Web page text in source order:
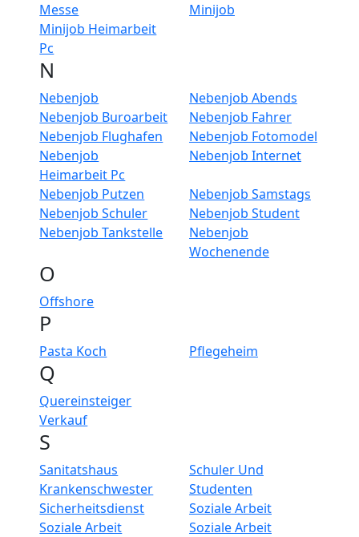
Messe
Minijob
Minijob Heimarbeit
Pc
N
Nebenjob
Nebenjob Abends
Nebenjob Buroarbeit
Nebenjob Fahrer
Nebenjob Flughafen
Nebenjob Fotomodel
Nebenjob
Heimarbeit Pc
Nebenjob Internet
Nebenjob Putzen
Nebenjob Samstags
Nebenjob Schuler
Nebenjob Student
Nebenjob Tankstelle
Nebenjob
Wochenende
O
Offshore
P
Pasta Koch Pflegeheim
Q
Quereinsteiger
Verkauf
S
Sanitatshaus
Krankenschwester
Schuler Und
Studenten
Sicherheitsdienst
Soziale Arbeit
Soziale Arbeit
Soziale Arbeit